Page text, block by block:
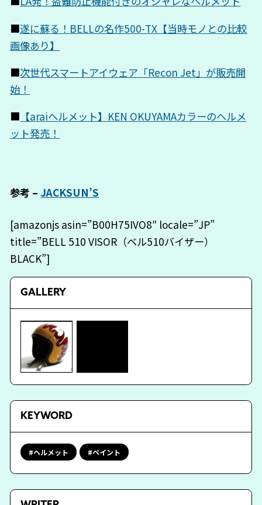
■遂に蘇る！BELLの名作500-TX【当時モノとの比較
画像あり】
■次世代スマートアイウェア「Recon Jet」が販売開
始！
■ 【araiヘルメット】KEN OKUYAMAカラーのヘルメ
ット発売！
参考 – JACKSUN’S
[amazonjs asin=”B00H75IVO8″ locale=”JP”
title=”BELL 510 VISOR（ベル510バイザー）
BLACK”]
GALLERY
KEYWORD
ヘルメット ペイント